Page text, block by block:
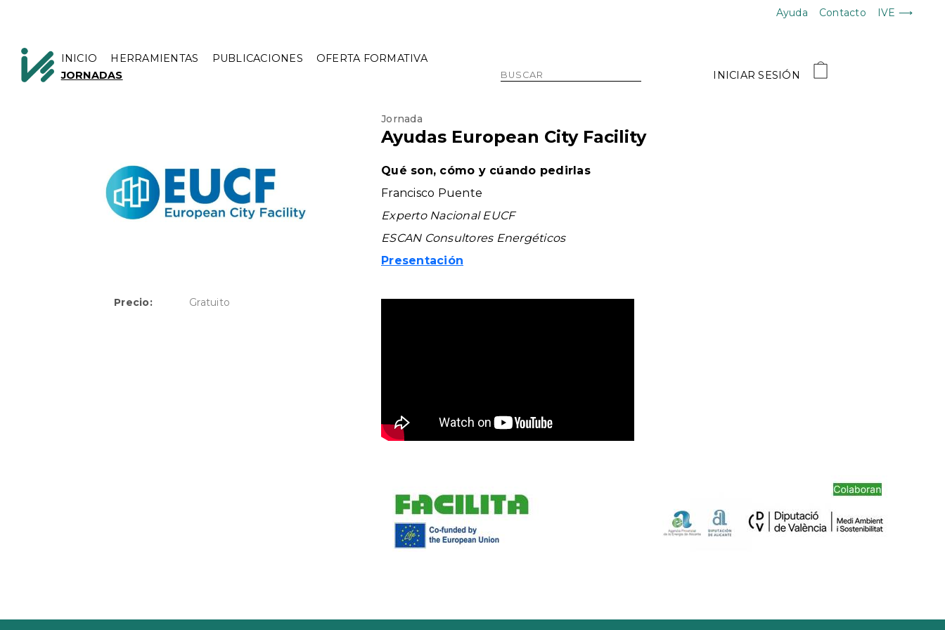
Ayuda Contacto IVE ⟶
INICIO HERRAMIENTAS PUBLICACIONES
OFERTA FORMATIVA
JORNADAS
INICIAR SESIÓN
Jornada
Ayudas European City Facility
Qué son, cómo y cúando pedirlas
Francisco Puente
Experto Nacional EUCF
ESCAN Consultores Energéticos
Presentación
Precio: Gratuito